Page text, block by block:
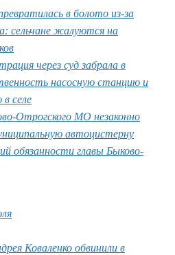
в болото из-за
сельчане жалуются на
через суд забрала в
насосную станцию и
селе
Отрогского МО незаконно
автоцистерну
обязанности главы Быково-
Коваленко обвинили в